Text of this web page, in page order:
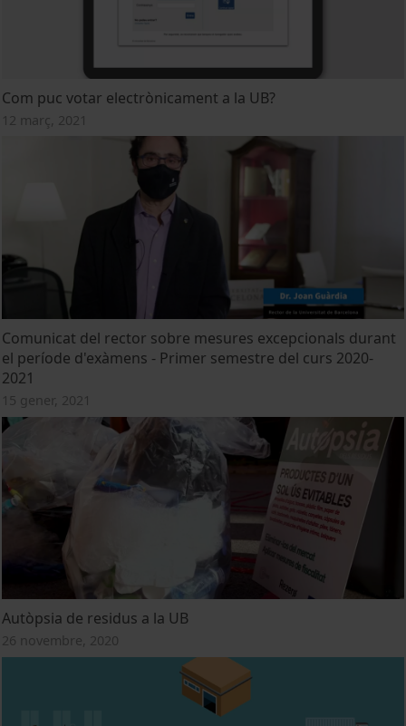
Com puc votar electrònicament a la UB?
12 març, 2021
Comunicat del rector sobre mesures excepcionals durant
el període d'exàmens - Primer semestre del curs 2020-
2021
15 gener, 2021
Autòpsia de residus a la UB
26 novembre, 2020